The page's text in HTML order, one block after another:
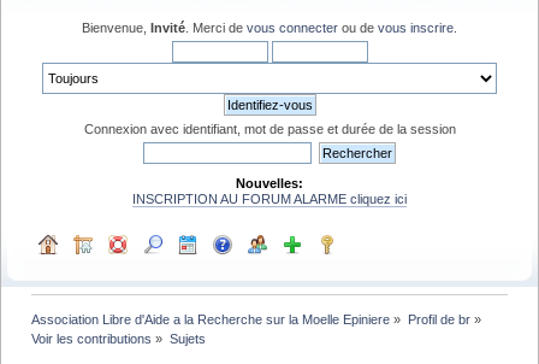
Bienvenue, Invité . Merci de vous connecter ou de vous inscrire
Connexion avec identifiant, mot de passe et durée de la session
Nouvelles:
INSCRIPTION AU FORUM ALARME cliquez ici
Association Libre d'Aide a la Recherche sur la Moelle Epiniere » Profil de br»
Voir les contributions » Sujets